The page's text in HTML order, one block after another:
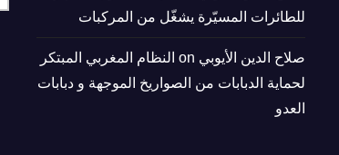
للطائرات المسيّرة يشغّل من المركبات
صلاح الدين الأيوبي
النظام المغربي المبتكر
لحماية الدبابات من الصواريخ الموجهة و دبابات
العدو